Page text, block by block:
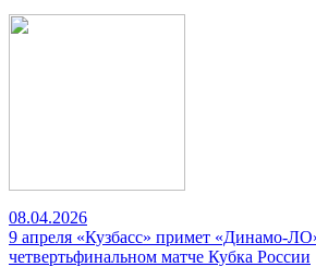
08.04.2026
9 апреля «Кузбасс» примет «Динамо-
четвертьфинальном матче Кубка России